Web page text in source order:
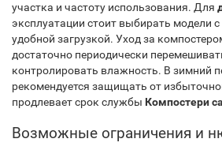
участка и частоту использования. Для
эксплуатации стоит выбирать модели с
удобной загрузкой. Уход за
достаточно периодически
контролировать влажность. В зимний
рекомендуется защищать от
продлевает срок службы Компостери
Возможные ограничения и